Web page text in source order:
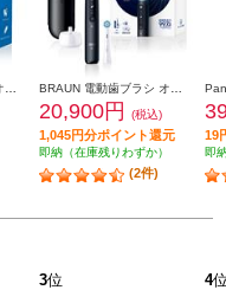
20,900円 (税込)
1,045円分ポイント還元
即納（在庫残りわずか）
(2件)
19
即
3位 4